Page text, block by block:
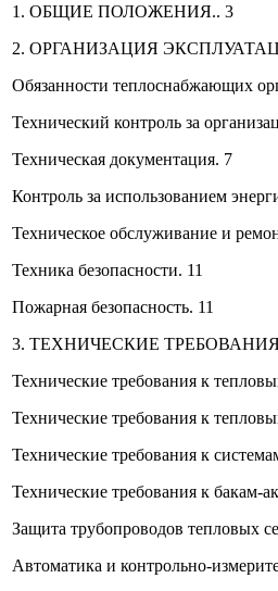
1. ОБЩИЕ ПОЛОЖЕНИЯ.. 3
2. ОРГАНИЗАЦИЯ
Обязанности теплоснабжающих
Технический контроль за
Техническая документация. 7
Контроль за использованием
Техническое обслуживание и
Техника безопасности. 11
Пожарная безопасность. 11
3. ТЕХНИЧЕСКИЕ
Технические требования к
Технические требования к
Технические требования к
Технические требования к бакам-
Защита трубопроводов тепловых
Автоматика и контрольно-